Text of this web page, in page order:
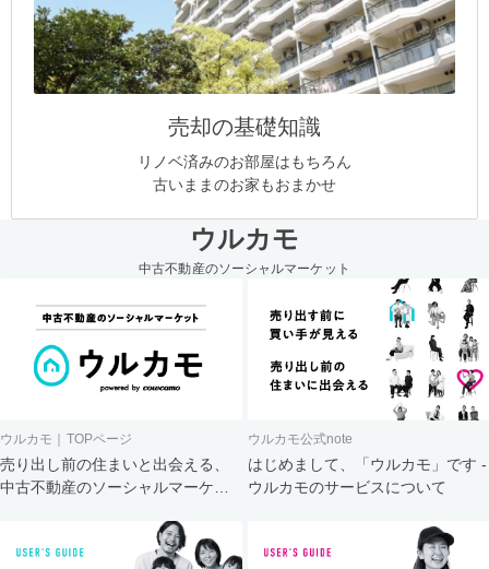
売却の基礎知識
リノベ済みのお部屋はもちろん
古いままのお家もおまかせ
ウルカモ
中古不動産のソーシャルマーケット
ウルカモ｜TOPページ
売り出し前の住まいと出会える、
中古不動産のソーシャルマーケッ
ウルカモ公式note
はじめまして、「ウルカモ」です -
ウルカモのサービスについて